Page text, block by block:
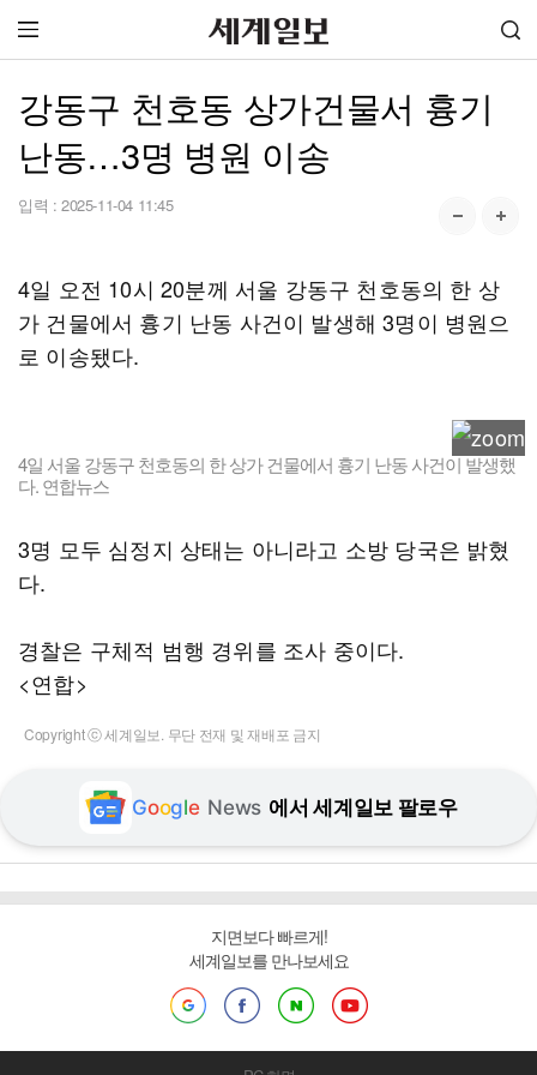
강동구 천호동 상가건물서 흉기
난동…3명 병원 이송
입력 : 2025-11-04 11:45
4일 오전 10시 20분께 서울 강동구 천호동의 한 상
가 건물에서 흉기 난동 사건이 발생해 3명이 병원으
로 이송됐다.
4일 서울 강동구 천호동의 한 상가 건물에서 흉기 난동 사건이 발생했
다. 연합뉴스
3명 모두 심정지 상태는 아니라고 소방 당국은 밝혔
다.
경찰은 구체적 범행 경위를 조사 중이다.
<연합>
Copyright ⓒ 세계일보. 무단 전재 및 재배포 금지
Google News 에서 세계일보 팔로우
지면보다 빠르게!
세계일보를 만나보세요